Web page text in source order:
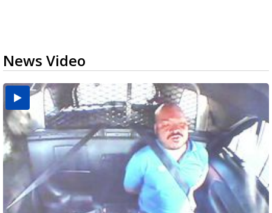
News Video